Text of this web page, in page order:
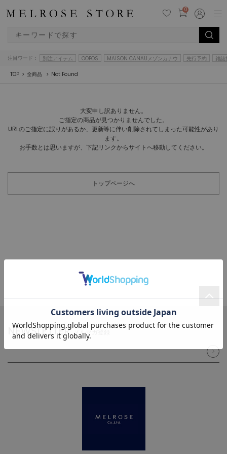
0
注目ワード： 別注アイテム OOFOS MAISON CANAUメゾンカナウ 先行予約 雑誌
TOP 全商品 Not Found
大変申し訳ありません。
ご指定の商品が見つかりませんでした。
URLのご指定に誤りがあるか、更新等に伴い削除されてしまった可能性があり
ます。
お手数とは思いますが、下記リンクからサイトへ移動してください。
トップページへ
NEWSLETTER メルマガ登録